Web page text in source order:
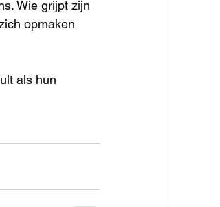
Wie grijpt zijn
opmaken
als hun